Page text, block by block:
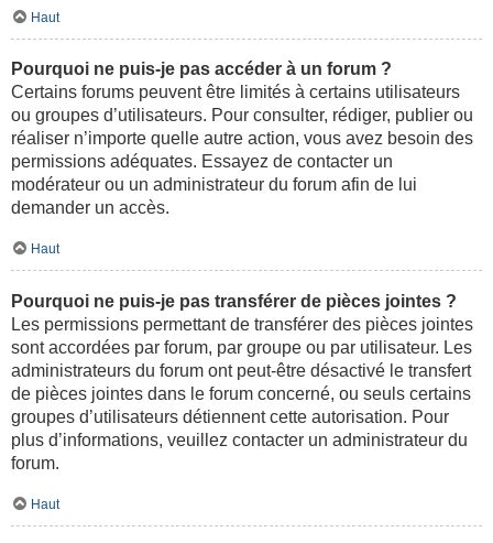
Haut
Pourquoi ne puis-je pas accéder à un forum ?
Certains forums peuvent être limités à certains utilisateurs
ou groupes d’utilisateurs. Pour consulter, rédiger, publier ou
réaliser n’importe quelle autre action, vous avez besoin des
permissions adéquates. Essayez de contacter un
modérateur ou un administrateur du forum afin de lui
demander un accès.
Haut
Pourquoi ne puis-je pas transférer de pièces jointes ?
Les permissions permettant de transférer des pièces jointes
sont accordées par forum, par groupe ou par utilisateur. Les
administrateurs du forum ont peut-être désactivé le transfert
de pièces jointes dans le forum concerné, ou seuls certains
groupes d’utilisateurs détiennent cette autorisation. Pour
plus d’informations, veuillez contacter un administrateur du
forum.
Haut